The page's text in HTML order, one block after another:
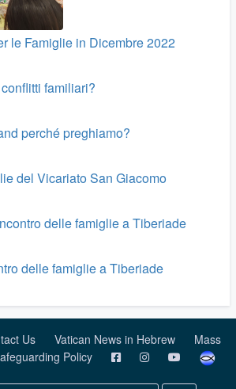
le Famiglie in Dicembre 2022
familiari?
perché preghiamo?
del Vicariato San Giacomo
delle famiglie a Tiberiade
delle famiglie a Tiberiade
Us Vatican News in Hebrew
Mass
Policy